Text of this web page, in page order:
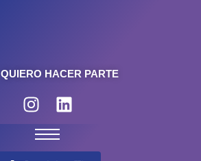
QUIERO HACER PARTE